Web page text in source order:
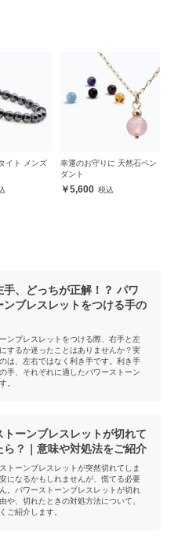
イト メンズ
幸運のお守りに 天然石ペン
ダント
5,600
手、どっちが正解！？ パワ
ンブレスレットをつける手の
ンブレスレットをつける際、右手と左
するか迷ったことはありませんか？実
は、左右ではなく利き手です。利き手
手、それぞれに適したパワーストーン
。
トーンブレスレットが切れて
ら？｜意味や対処法をご紹介
トーンブレスレットが突然切れてしま
になるかもしれませんが、慌てる必要
。パワーストーンブレスレットが切れ
や、切れたときの対処方法について、
ご紹介します。